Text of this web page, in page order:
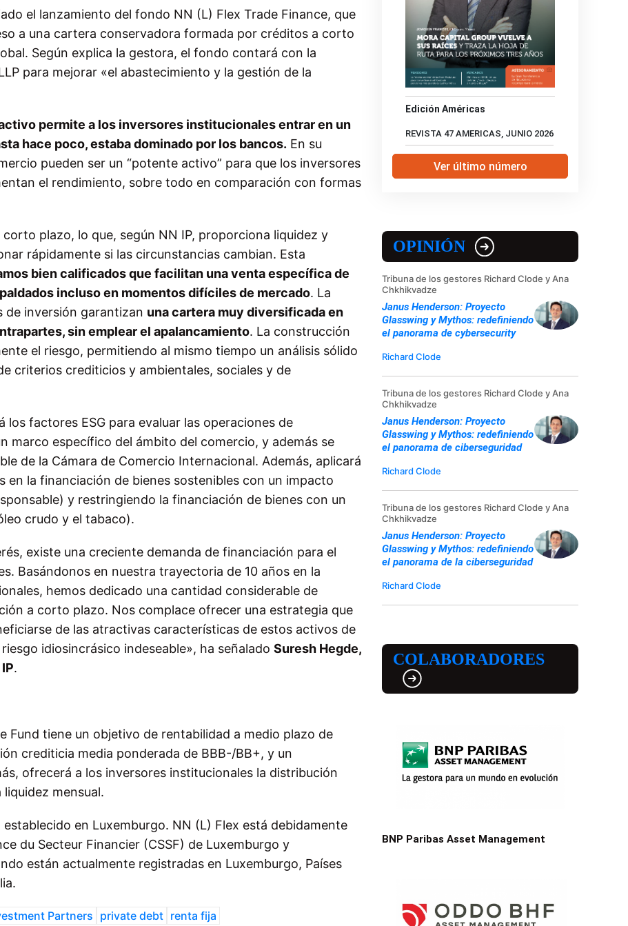
el lanzamiento del fondo NN (L) Flex Trade Finance, que
a una cartera conservadora formada por créditos a corto
Según explica la gestora, el fondo contará con la
para mejorar «el abastecimiento y la gestión de la
permite a los inversores institucionales entrar en un
hace poco, estaba dominado por los bancos. En su
pueden ser un “potente activo” para que los inversores
el rendimiento, sobre todo en comparación con formas
plazo, lo que, según NN IP, proporciona liquidez y
rápidamente si las circunstancias cambian. Esta
bien calificados que facilitan una venta específica de
incluso en momentos difíciles de mercado. La
de inversión garantizan una cartera muy diversificada en
sin emplear el apalancamiento. La construcción
el riesgo, permitiendo al mismo tiempo un análisis sólido
criterios crediticios y ambientales, sociales y de
los factores ESG para evaluar las operaciones de
marco específico del ámbito del comercio, y además se
de la Cámara de Comercio Internacional. Además, aplicará
la financiación de bienes sostenibles con un impacto
y restringiendo la financiación de bienes con un
crudo y el tabaco).
existe una creciente demanda de financiación para el
Basándonos en nuestra trayectoria de 10 años en la
hemos dedicado una cantidad considerable de
a corto plazo. Nos complace ofrecer una estrategia que
de las atractivas características de estos activos de
idiosincrásico indeseable», ha señalado Suresh Hegde,
.
Fund tiene un objetivo de rentabilidad a medio plazo de
crediticia media ponderada de BBB-/BB+, y un
ofrecerá a los inversores institucionales la distribución
mensual.
en Luxemburgo. NN (L) Flex está debidamente
du Secteur Financier (CSSF) de Luxemburgo y
están actualmente registradas en Luxemburgo, Países
Partners private debt renta fija
Edición Américas
REVISTA 47 AMERICAS, JUNIO 2026
Ver último número
OPINIÓN
Tribuna de los gestores Richard Clode y Ana
Chkhikvadze
Janus Henderson: Proyecto
Glasswing y Mythos: redefiniendo
el panorama de cybersecurity
Richard Clode
Tribuna de los gestores Richard Clode y Ana
Chkhikvadze
Janus Henderson: Proyecto
Glasswing y Mythos: redefiniendo
el panorama de ciberseguridad
Richard Clode
Tribuna de los gestores Richard Clode y Ana
Chkhikvadze
Janus Henderson: Proyecto
Glasswing y Mythos: redefiniendo
el panorama de la ciberseguridad
Richard Clode
COLABORADORES
BNP Paribas Asset Management